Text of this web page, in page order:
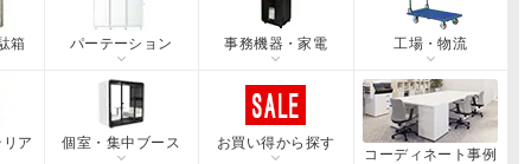
箱 パーテーション 事務機器・家電 工場・物流
ア 個室・集中ブース
お買い得から探す
コーディネート事例